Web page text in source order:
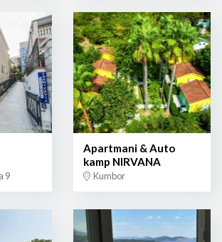
9
Apartmani & Auto
kamp NIRVANA
Kumbor